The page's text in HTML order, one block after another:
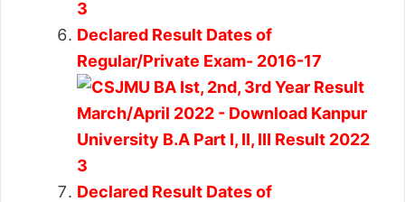
Declared Result Dates of
Regular/Private Exam- 2016-17
Declared Result Dates of